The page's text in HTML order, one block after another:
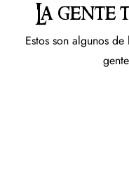
La gente
Estos son algunos